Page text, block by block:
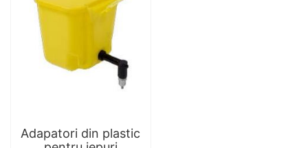
Adapatori din plastic